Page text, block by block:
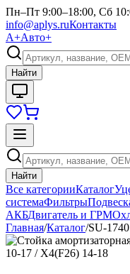
Пн–Пт 9:00–18:00, Сб
info@aplys.ruКонтакты
А+Авто+
Найти
Найти
Все категорииКаталог
системаФильтры
АКБДвигатель и ГРМ
Главная/Каталог/SU-1740